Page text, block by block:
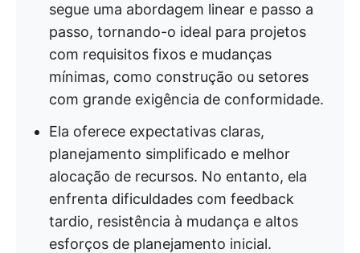
segue uma abordagem linear e passo a
passo, tornando-o ideal para projetos
com requisitos fixos e mudanças
mínimas, como construção ou setores
com grande exigência de conformidade.
Ela oferece expectativas claras,
planejamento simplificado e melhor
alocação de recursos. No entanto, ela
enfrenta dificuldades com feedback
tardio, resistência à mudança e altos
esforços de planejamento inicial.